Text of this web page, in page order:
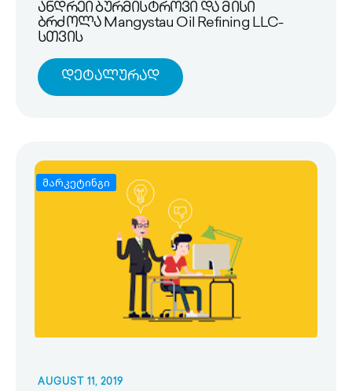
ანდრეი ბურმისტროვი და მისი
ბრძოლა Mangystau Oil Refining LLC-
სთვის
Დეტალურად
მარკეტინგი
AUGUST 11, 2019